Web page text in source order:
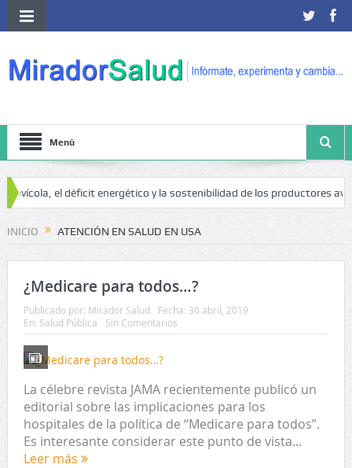
Menú
el déficit energético y la sostenibilidad de los productores
INICIO ATENCIÓN EN SALUD EN USA
¿Medicare para todos…?
Publicado por: Mirador Salud Fecha: 30 abril, 2019
En: Salud Pública Sin Comentarios
La célebre revista JAMA recientemente publicó un
editorial sobre las implicaciones para los
hospitales de la política de “Medicare para todos”.
Es interesante considerar este punto de vista...
Leer más